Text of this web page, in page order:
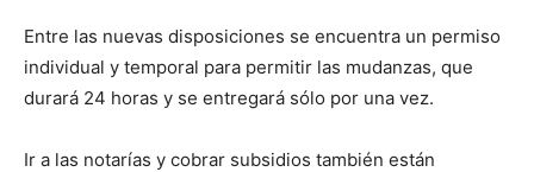
Entre las nuevas disposiciones se encuentra un permiso
individual y temporal para permitir las mudanzas, que
durará 24 horas y se entregará sólo por una vez.
Ir a las notarías y cobrar subsidios también están